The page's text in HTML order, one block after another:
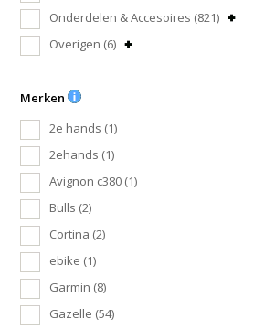
Onderdelen & Accesoires (821)
Overigen (6)
Merken
2e hands (1)
2ehands (1)
Avignon c380 (1)
Bulls (2)
Cortina (2)
ebike (1)
Garmin (8)
Gazelle (54)